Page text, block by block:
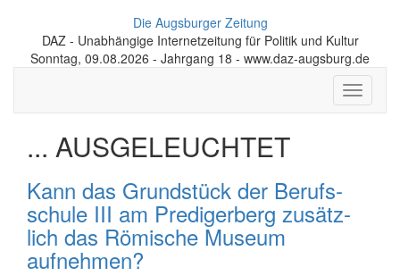
Die Augsburger Zeitung
DAZ - Unabhängige Internetzeitung für Politik und Kultur
Sonntag, 09.08.2026 - Jahrgang 18 - www.daz-augsburg.de
Toggle
... AUSGELEUCHTET
Kann das Grundstück der Berufs­
schule III am Prediger­berg zusätz­
lich das Römische Museum
aufnehmen?